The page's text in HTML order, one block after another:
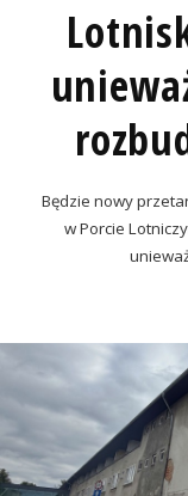
Będzie nowy
w Porcie